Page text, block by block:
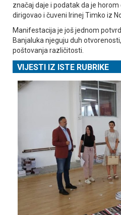
značaj daje i podatak da je
dirigovao i čuveni Irinej Timko iz
Manifestacija je još jednom
Banjaluka njeguju duh
poštovanja različitosti.
VIJESTI IZ ISTE RUBRIKE